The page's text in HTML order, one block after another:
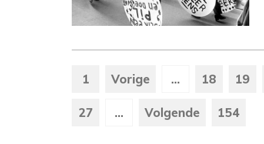
1 Vorige ... 18 19
27 ... Volgende 154